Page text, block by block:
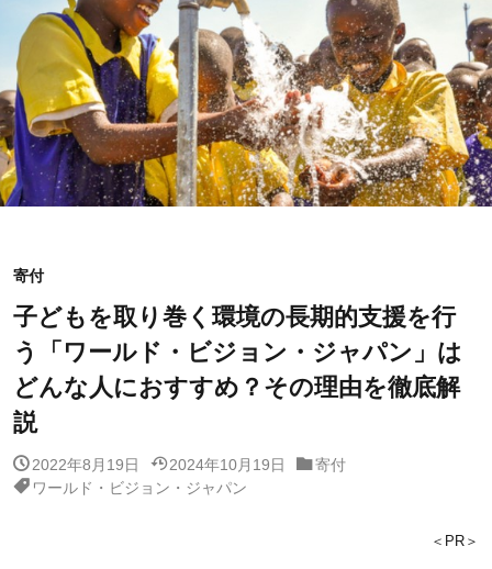
寄付
子どもを取り巻く環境の長期的支援を行
う「ワールド・ビジョン・ジャパン」は
どんな人におすすめ？その理由を徹底解
説
2022年8月19日 2024年10月19日
寄付
ワールド・ビジョン・ジャパン
＜PR＞